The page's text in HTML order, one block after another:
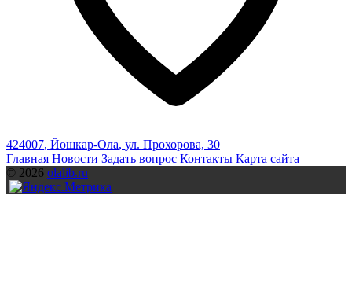
424007, Йошкар-Ола, ул. Прохорова, 30
Главная Новости Задать вопрос Контакты Карта сайта
© 2026 olalib.ru